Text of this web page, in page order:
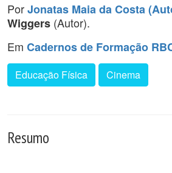
PorJonatas Maia da Costa
Wiggers (Autor).
Em Cadernos de Formação
Educação Física Cinema
Resumo